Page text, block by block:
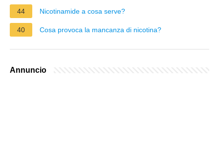
44 Nicotinamide a cosa serve?
40 Cosa provoca la mancanza di nicotina?
Annuncio